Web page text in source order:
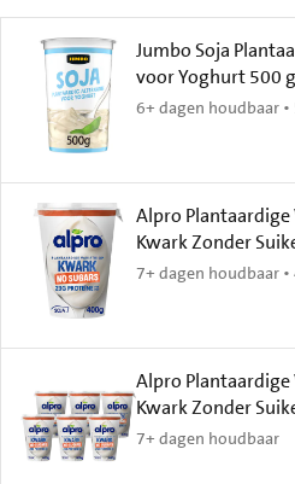
Jumbo Soja
voor Yoghurt 500 g
6+ dagen houdbaar •
Alpro Plantaardige
Kwark Zonder
7+ dagen houdbaar •
Alpro Plantaardige
Kwark Zonder
7+ dagen houdbaar